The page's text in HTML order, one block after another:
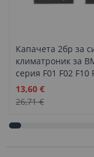
Капачета 2бр за
климатроник за
серия F01 F02 F10
дълги
Промо
цена
13,60 €
26,71 €